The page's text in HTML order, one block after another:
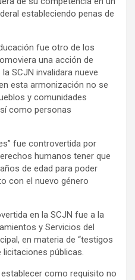
estableciendo penas de
fue otro de los
una acción de
SCJN invalidara nueve
esta armonización no se
y comunidades
como personas
fue controvertida por
humanos tener que
de edad para poder
con el nuevo género
en la SCJN fue a la
y Servicios del
en materia de “testigos
licitaciones públicas.
como requisito no